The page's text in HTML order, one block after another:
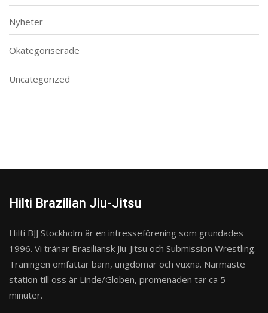
Nyheter
Okategoriserade
Uncategorized
Hilti Brazilian Jiu-Jitsu
Hilti BJJ Stockholm är en intresseförening som grundades
1996. Vi tränar Brasiliansk Jiu-Jitsu och Submission Wrestling.
Träningen omfattar barn, ungdomar och vuxna. Närmaste
station till oss är Linde/Globen, promenaden tar ca 5
minuter.